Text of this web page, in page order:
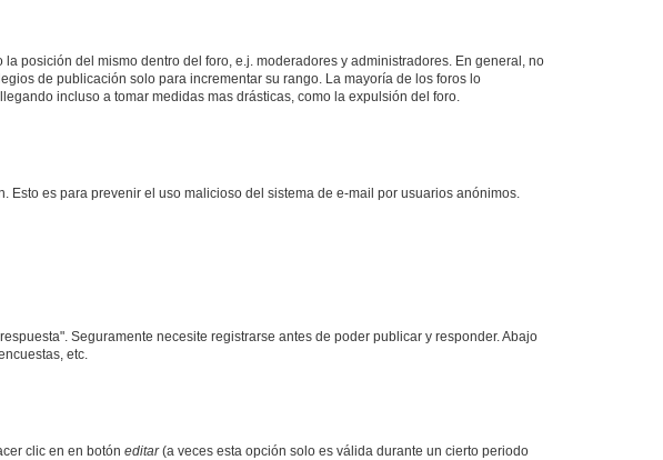
posición del mismo dentro del foro, e.j. moderadores y administradores. En general, no
de publicación solo para incrementar su rango. La mayoría de los foros lo
incluso a tomar medidas mas drásticas, como la expulsión del foro.
es para prevenir el uso malicioso del sistema de e-mail por usuarios anónimos.
Seguramente necesite registrarse antes de poder publicar y responder. Abajo
etc.
clic en en botón editar(a veces esta opción solo es válida durante un cierto periodo